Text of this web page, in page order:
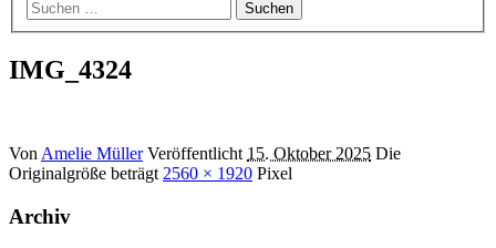
IMG_4324
VonAmelie Müller Veröffentlicht 15. Oktober 2025 Die
Originalgröße beträgt2560 × 1920 Pixel
Archiv